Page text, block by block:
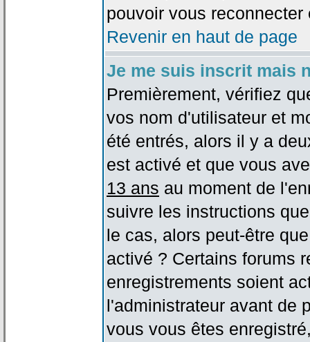
pouvoir vous
Revenir en haut de page
Je me suis inscrit mais
Premièrement, vérifiez
vos nom d'utilisateur et
été entrés, alors il y a
est activé et que vous
13 ans au moment de
suivre les instructions
le cas, alors peut-être
activé ? Certains forums
enregistrements soient
l'administrateur avant de
vous vous êtes